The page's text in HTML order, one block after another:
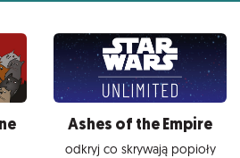
Ashes of the Empire
odkryj co skrywają popioły